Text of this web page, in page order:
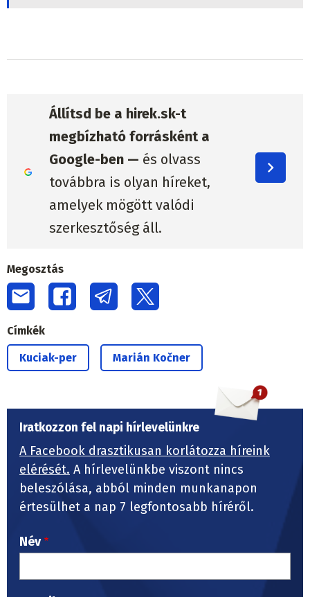
Állítsd be a hirek.sk-t
megbízható forrásként a
Google-ben — és olvass
továbbra is olyan híreket,
amelyek mögött valódi
szerkesztőség áll.
Megosztás
Címkék
Kuciak-per Marián Kočner
Iratkozzon fel napi hírlevelünkre
A Facebook drasztikusan korlátozza híreink
elérését. A hírlevelünkbe viszont nincs
beleszólása, abból minden munkanapon
értesülhet a nap 7 legfontosabb híréről.
Név